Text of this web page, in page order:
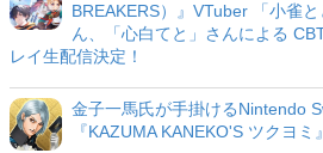
BREAKERS）』VTuber 「小雀
ん、「心白てと」さんによる
レイ生配信決定！
金子一馬氏が手掛けるNintendo
『KAZUMA KANEKO'S ツクヨミ